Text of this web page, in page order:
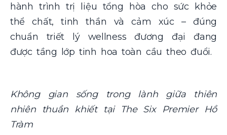
hành trình trị liệu tổng hòa cho sức khỏe
thể chất, tinh thần và cảm xúc – đúng
chuẩn triết lý wellness đương đại đang
được tầng lớp tinh hoa toàn cầu theo đuổi.
Không gian sống trong lành giữa thiên
nhiên thuần khiết tại The Six Premier Hồ
Tràm